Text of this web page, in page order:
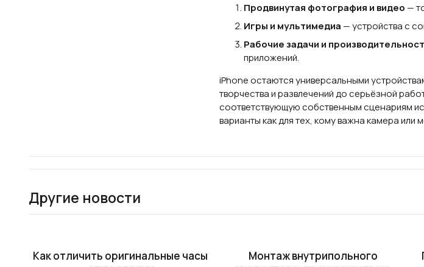
Продвинутая фотография и видео —
Игры и мультимедиа — устройства с
Рабочие задачи и
приложений.
iPhone остаются универсальными
творчества и развлечений до серьёзной
соответствующую собственным сценариям
варианты как для тех, кому важна камера или
Другие новости
Как отличить оригинальные часы
Монтаж внутрипольного